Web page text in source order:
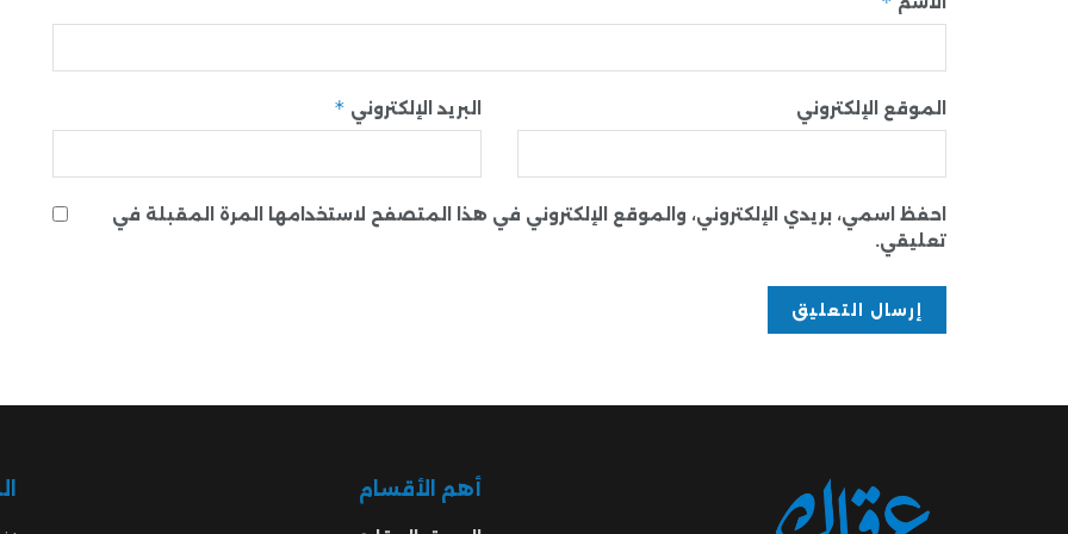
البريد الإلكتروني * الموقع الإلكتروني
احفظ اسمي، بريدي الإلكتروني، والموقع الإلكتروني في هذا المتصفح لاستخدامها المرة المقبلة في
تعليقي.
أهم الأقسام